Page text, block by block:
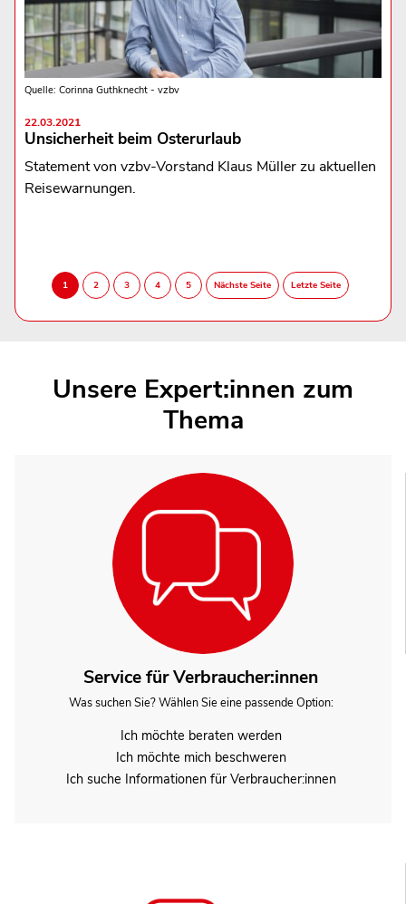
Quelle: Corinna Guthknecht - vzbv
22.03.2021
Unsicherheit beim Osterurlaub
Statement von vzbv-Vorstand Klaus Müller zu aktuellen
Reisewarnungen.
Unsere Expert:innen zum
Thema
Service für Verbraucher:innen
Was suchen Sie? Wählen Sie eine passende Option:
Ich möchte beraten werden
Ich möchte mich beschweren
Ich suche Informationen für Verbraucher:innen